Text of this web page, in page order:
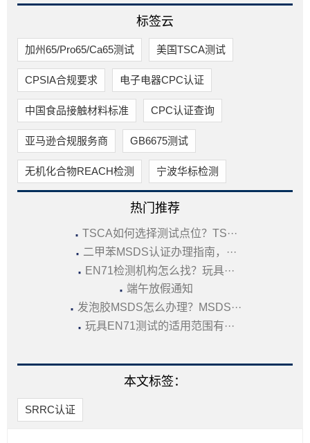
标签云
加州65/Pro65/Ca65测试 美国TSCA测试
CPSIA合规要求 电子电器CPC认证
中国食品接触材料标准 CPC认证查询
亚马逊合规服务商 GB6675测试
无机化合物REACH检测 宁波华标检测
热门推荐
· TSCA如何选择测试点位？TS···
· 二甲苯MSDS认证办理指南，···
· EN71检测机构怎么找？玩具···
· 端午放假通知
· 发泡胶MSDS怎么办理？MSDS···
· 玩具EN71测试的适用范围有···
本文标签：
SRRC认证